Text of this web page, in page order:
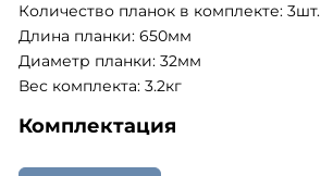
Количество планок в комплекте: 3шт.
Длина планки: 650мм
Диаметр планки: 32мм
Вес комплекта: 3.2кг
Комплектация